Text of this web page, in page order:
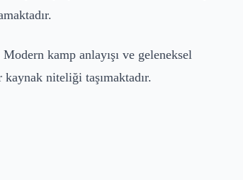
kamp anlayışı ve geleneksel
niteliği taşımaktadır.